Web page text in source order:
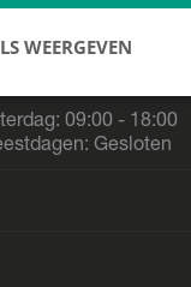
09:00 - 18:00
Gesloten
WEERGEVEN